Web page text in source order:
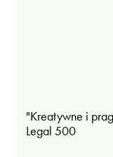
"Kreatywne i
Legal 500